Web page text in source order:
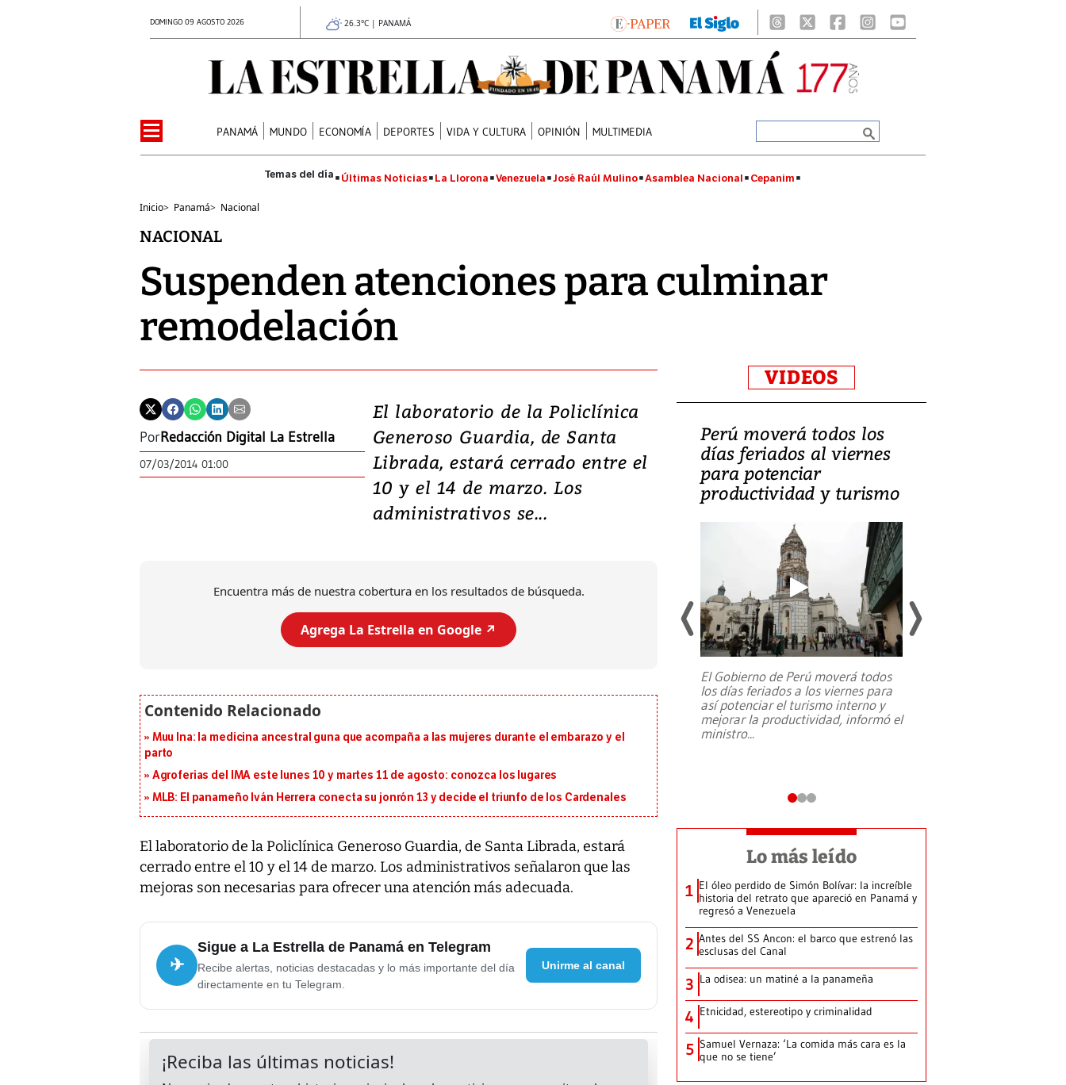
DOMINGO 09 AGOSTO 2026 26.3°C | PANAMÁ
PANAMÁ MUNDO ECONOMÍA DEPORTES VIDA Y CULTURA OPINIÓN MULTIMEDIA
Últimas Noticias La Llorona Venezuela José Raúl Mulino Asamblea Nacional Cepanim
Inicio> Panamá> Nacional
NACIONAL
Suspenden atenciones para culminar
remodelación
PorRedacción Digital La Estrella
07/03/2014 01:00
El laboratorio de la Policlínica
Generoso Guardia, de Santa
Librada, estará cerrado entre el
10 y el 14 de marzo. Los
administrativos se...
Encuentra más de nuestra cobertura en los resultados de búsqueda.
Agrega La Estrella en Google ↗️
Muu Ina: la medicina ancestral guna que acompaña a las mujeres durante el embarazo y el
parto
Agroferias del IMA este lunes 10 y martes 11 de agosto: conozca los lugares
MLB: El panameño Iván Herrera conecta su jonrón 13 y decide el triunfo de los Cardenales
El laboratorio de la Policlínica Generoso Guardia, de Santa Librada, estará
cerrado entre el 10 y el 14 de marzo. Los administrativos señalaron que las
mejoras son necesarias para ofrecer una atención más adecuada.
✈
Sigue a La Estrella de Panamá en Telegram
Recibe alertas, noticias destacadas y lo más importante del día
directamente en tu Telegram.
Unirme al canal
VIDEOS
Video: Lula lanza su
candidatura con
promesas de inversión
en defensa, educación y
tierras raras
Entre recuerdos y escuetas
da Silva, oficializó este domingo su
Perú moverá todos los
días feriados al viernes
para potenciar
productividad y turismo
El Gobierno de Perú moverá todos
los días feriados a los viernes para
así potenciar el turismo interno y
mejorar la productividad, informó el
ministro...
Lo más leído
1 El óleo perdido de Simón Bolívar: la increíble
historia del retrato que apareció en Panamá y
regresó a Venezuela
2 Antes del SS Ancon: el barco que estrenó las
esclusas del Canal
3 La odisea: un matiné a la panameña
4 Etnicidad, estereotipo y criminalidad
5 Samuel Vernaza: ‘La comida más cara es la
que no se tiene’